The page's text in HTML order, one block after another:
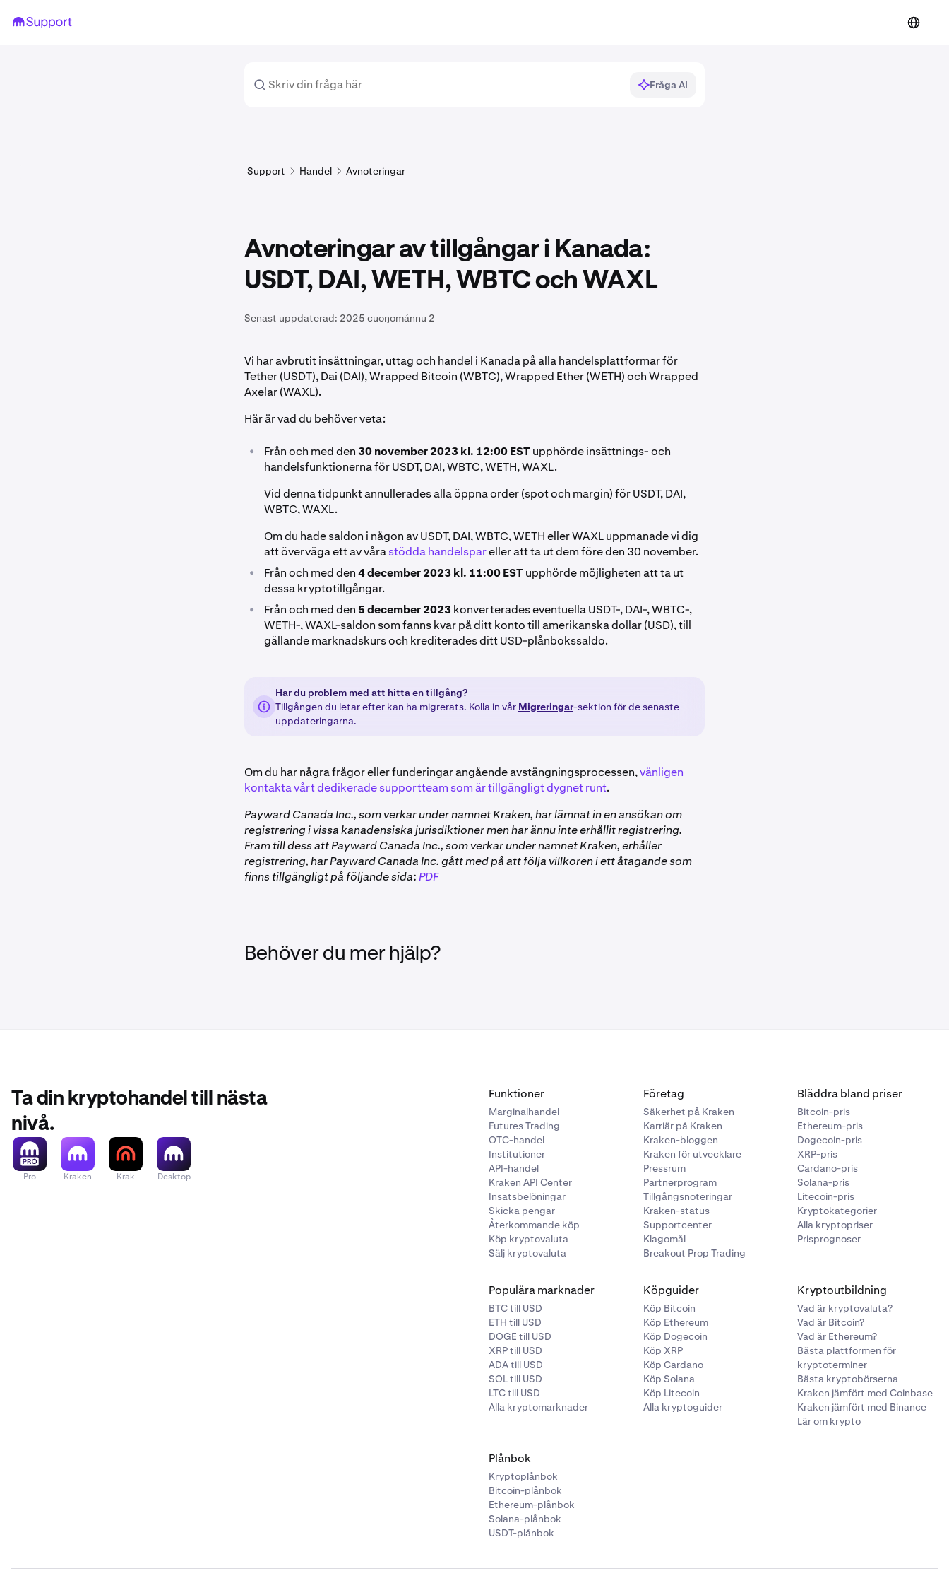
Fråga AI
Support Handel Avnoteringar
Avnoteringar av tillgångar i Kanada:
USDT, DAI, WETH, WBTC och WAXL
Senast uppdaterad: 2025 cuoŋománnu 2
Vi har avbrutit insättningar, uttag och handel i Kanada på alla handelsplattformar för
Tether (USDT), Dai (DAI), Wrapped Bitcoin (WBTC), Wrapped Ether (WETH) och Wrapped
Axelar (WAXL).
Här är vad du behöver veta:
• Från och med den 30 november 2023 kl. 12:00 ESTupphörde insättnings- och
handelsfunktionerna för USDT, DAI, WBTC, WETH, WAXL.
Vid denna tidpunkt annullerades alla öppna order (spot och margin) för USDT, DAI,
WBTC, WAXL.
Om du hade saldon i någon av USDT, DAI, WBTC, WETH eller WAXL uppmanade vi dig
att överväga ett av vårastödda handelspareller att ta ut dem före den 30 november.
• Från och med den4 december 2023 kl. 11:00 ESTupphörde möjligheten att ta ut
dessa kryptotillgångar.
• Från och med den 5 december 2023konverterades eventuella USDT-, DAI-, WBTC-,
WETH-, WAXL-saldon som fanns kvar på ditt konto till amerikanska dollar (USD), till
gällande marknadskurs och krediterades ditt USD-plånbokssaldo.
Har du problem med att hitta en tillgång?
Tillgången du letar efter kan ha migrerats. Kolla in vår Migreringar-sektion för de senaste
uppdateringarna.
Om du har några frågor eller funderingar angående avstängningsprocessen,vänligen
kontakta vårt dedikerade supportteam som är tillgängligt dygnet runt.
Payward Canada Inc., som verkar under namnet Kraken, har lämnat in en ansökan om
registrering i vissa kanadensiska jurisdiktioner men har ännu inte erhållit registrering.
Fram till dess att Payward Canada Inc., som verkar under namnet Kraken, erhåller
registrering, har Payward Canada Inc. gått med på att följa villkoren i ett åtagande som
finns tillgängligt på följande sida: PDF
Behöver du mer hjälp?
Ta din kryptohandel till nästa
nivå.
Pro Kraken Krak Desktop
Funktioner
Marginalhandel
Futures Trading
OTC-handel
Institutioner
API-handel
Kraken API Center
Insatsbelöningar
Skicka pengar
Återkommande köp
Köp kryptovaluta
Sälj kryptovaluta
Företag
Säkerhet på Kraken
Karriär på Kraken
Kraken-bloggen
Kraken för utvecklare
Pressrum
Partnerprogram
Tillgångsnoteringar
Kraken-status
Supportcenter
Klagomål
Breakout Prop Trading
Bläddra bland priser
Bitcoin-pris
Ethereum-pris
Dogecoin-pris
XRP-pris
Cardano-pris
Solana-pris
Litecoin-pris
Kryptokategorier
Alla kryptopriser
Prisprognoser
Populära marknader
BTC till USD
ETH till USD
DOGE till USD
XRP till USD
ADA till USD
SOL till USD
LTC till USD
Alla kryptomarknader
Köpguider
Köp Bitcoin
Köp Ethereum
Köp Dogecoin
Köp XRP
Köp Cardano
Köp Solana
Köp Litecoin
Alla kryptoguider
Kryptoutbildning
Vad är kryptovaluta?
Vad är Bitcoin?
Vad är Ethereum?
Bästa plattformen för
kryptoterminer
Bästa kryptobörserna
Kraken jämfört med Coinbase
Kraken jämfört med Binance
Lär om krypto
Plånbok
Kryptoplånbok
Bitcoin-plånbok
Ethereum-plånbok
Solana-plånbok
USDT-plånbok